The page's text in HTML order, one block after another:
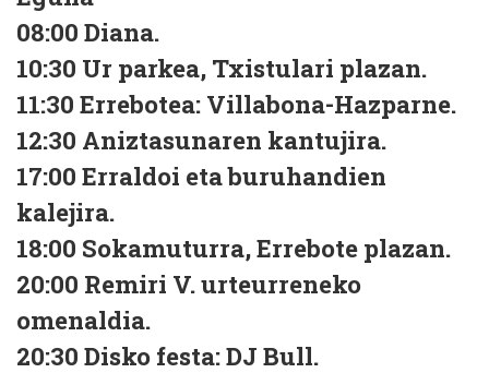
08:00 Diana.
10:30 Ur parkea, Txistulari plazan.
11:30 Errebotea: Villabona-Hazparne.
12:30 Aniztasunaren kantujira.
17:00 Erraldoi eta buruhandien
kalejira.
18:00 Sokamuturra, Errebote plazan.
20:00 Remiri V. urteurreneko
omenaldia.
20:30 Disko festa: DJ Bull.